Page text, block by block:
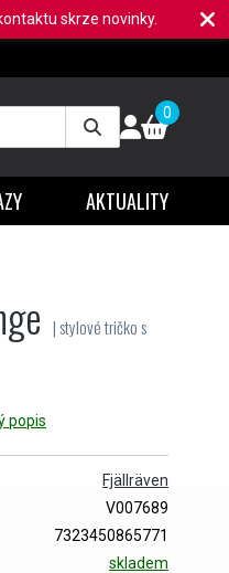
0
AKTUALITY
| stylové tričko s
popis
Fjällräven
V007689
7323450865771
skladem
skrze novinky.